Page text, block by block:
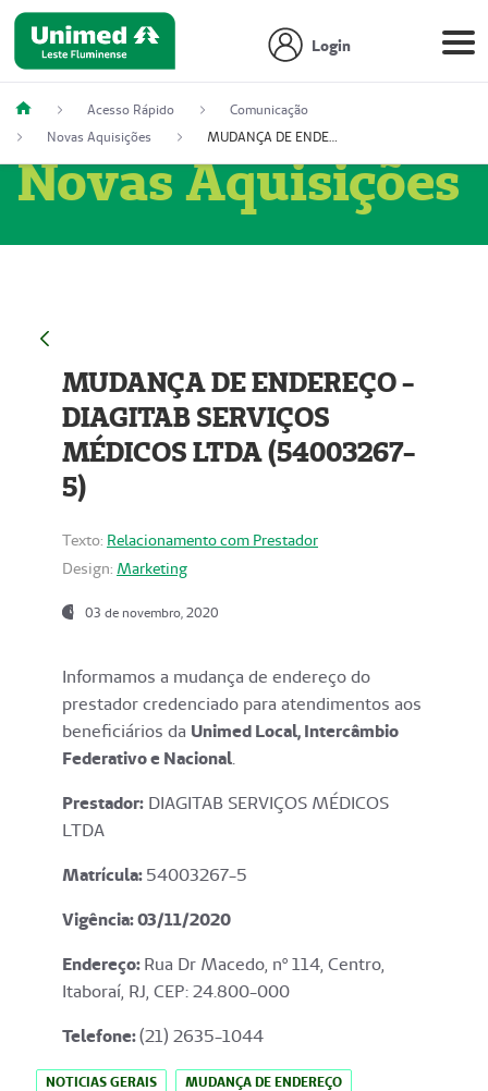
Login
Acesso Rápido
Comunicação
Novas Aquisições
MUDANÇA DE ENDEREÇO - DIAGITAB SERVIÇOS MÉDICOS LTDA (54003267-5)
Novas Aquisições
MUDANÇA DE ENDEREÇO -
DIAGITAB SERVIÇOS
MÉDICOS LTDA (54003267-
5)
Texto: Relacionamento com Prestador
Design: Marketing
03 de novembro, 2020
Informamos a mudança de endereço do
prestador credenciado para atendimentos aos
beneficiários da Unimed Local, Intercâmbio
Federativo e Nacional.
Prestador: DIAGITAB SERVIÇOS MÉDICOS
LTDA
Matrícula:54003267-5
Vigência: 03/11/2020
Endereço:Rua Dr Macedo, nº 114, Centro,
Itaboraí, RJ, CEP: 24.800-000
Telefone:(21) 2635-1044
NOTICIAS GERAIS MUDANÇA DE ENDEREÇO